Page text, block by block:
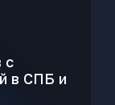
с
в СПБ и